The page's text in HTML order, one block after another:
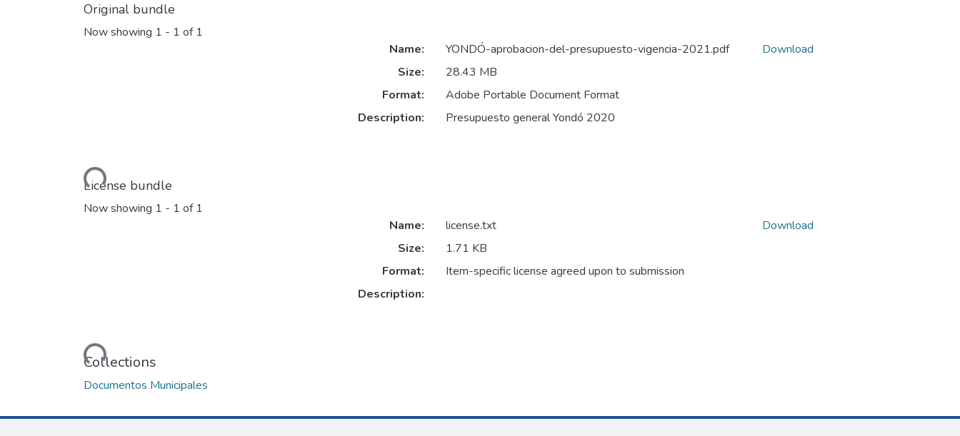
Original bundle
Now showing 1 - 1 of 1
Loading...
Name:
YONDÓ-aprobacion-del-presupuesto-vigencia-2021.pdf
Size:
28.43 MB
Format:
Adobe Portable Document Format
Description:
Presupuesto general Yondó 2020
Download
License bundle
Now showing 1 - 1 of 1
Loading...
Name:
license.txt
Size:
1.71 KB
Format:
Item-specific license agreed upon to submission
Description:
Download
Collections
Documentos Municipales